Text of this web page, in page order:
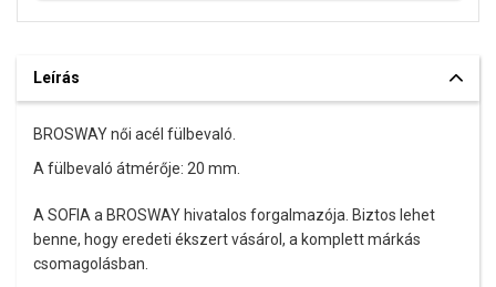
Leírás
BROSWAY női acél fülbevaló.
A fülbevaló átmérője: 20 mm.
A SOFIA a BROSWAY hivatalos forgalmazója. Biztos lehet
benne, hogy eredeti ékszert vásárol, a komplett márkás
csomagolásban.